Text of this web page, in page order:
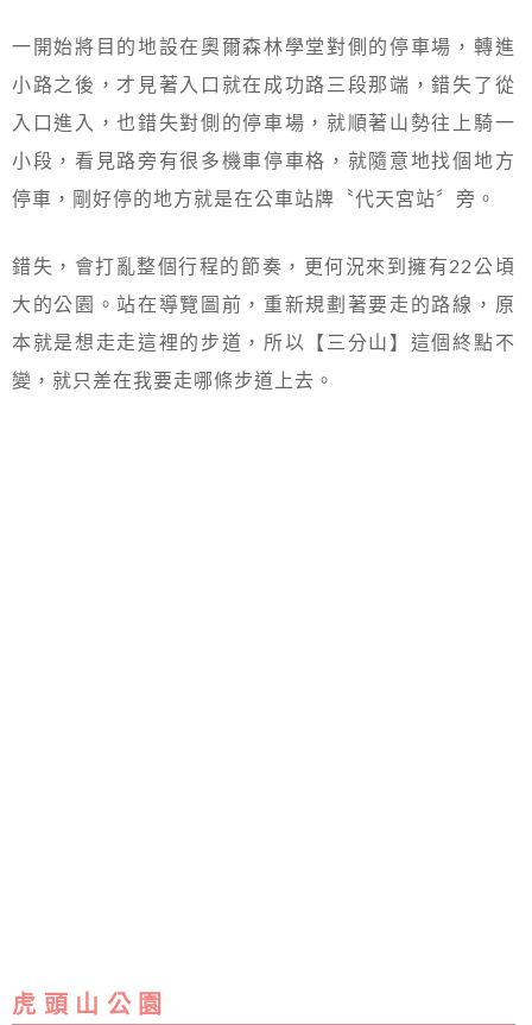
一開始將目的地設在奧爾森林學堂對側的停車場，轉進
小路之後，才見著入口就在成功路三段那端，錯失了從
入口進入，也錯失對側的停車場，就順著山勢往上騎一
小段，看見路旁有很多機車停車格，就隨意地找個地方
停車，剛好停的地方就是在公車站牌〝代天宮站〞旁。
錯失，會打亂整個行程的節奏，更何況來到擁有22公頃
大的公園。站在導覽圖前，重新規劃著要走的路線，原
本就是想走走這裡的步道，所以【三分山】這個終點不
變，就只差在我要走哪條步道上去。
虎 頭 山 公 園